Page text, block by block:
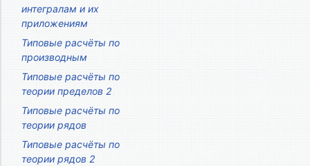
интегралам и их
приложениям
Типовые расчёты по
производным
Типовые расчёты по
теории пределов 2
Типовые расчёты по
теории рядов
Типовые расчёты по
теории рядов 2